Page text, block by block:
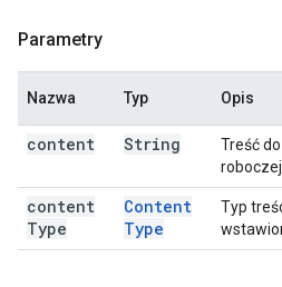
Parametry
Nazwa Typ Opis
content String
Treść
content
Type
Content
Type
Typ